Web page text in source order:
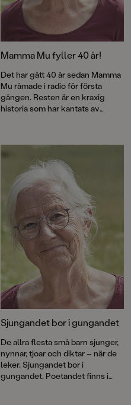
Mamma Mu fyller 40 år!
Det har gått 40 år sedan Mamma
Mu råmade i radio för första
gången. Resten är en kraxig
historia som har kantats av
jubileet med en ny pekbok:
Kråkans kläder.
Sjungandet bor i gungandet
De allra flesta små barn sjunger,
nynnar, tjoar och diktar – när de
leker. Sjungandet bor i
gungandet. Poetandet finns i